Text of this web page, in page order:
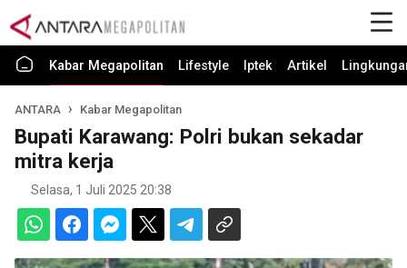
Kabar Megapolitan Lifestyle Iptek Artikel
ANTARA Kabar Megapolitan
Bupati Karawang: Polri bukan sekadar
mitra kerja
Selasa, 1 Juli 2025 20:38